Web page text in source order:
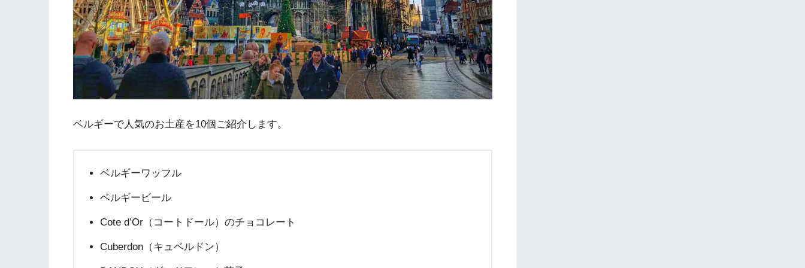
ベルギーで人気のお土産を10個ご紹介します。
ベルギーワッフル
ベルギービール
Cote d’Or（コートドール）のチョコレート
Cuberdon（キュベルドン）